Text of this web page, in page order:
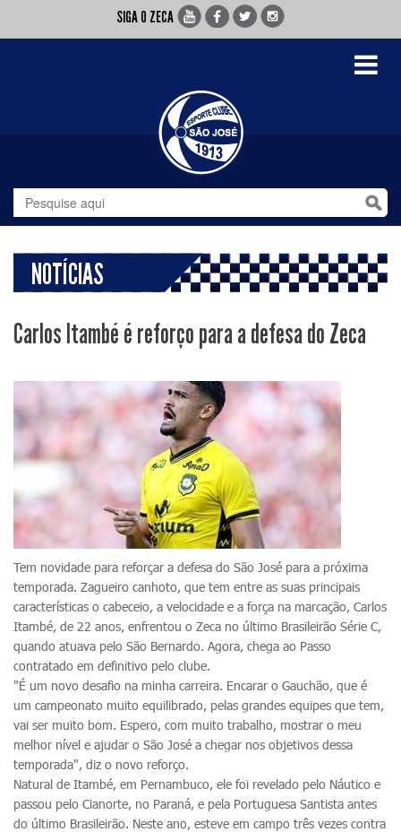
SIGA O ZECA
Toggle
NOTÍCIAS
Carlos Itambé é reforço para a defesa do Zeca
Tem novidade para reforçar a defesa do São José para a próxima
temporada. Zagueiro canhoto, que tem entre as suas principais
características o cabeceio, a velocidade e a força na marcação, Carlos
Itambé, de 22 anos, enfrentou o Zeca no último Brasileirão Série C,
quando atuava pelo São Bernardo. Agora, chega ao Passo
contratado em definitivo pelo clube.
"É um novo desafio na minha carreira. Encarar o Gauchão, que é
um campeonato muito equilibrado, pelas grandes equipes que tem,
vai ser muito bom. Espero, com muito trabalho, mostrar o meu
melhor nível e ajudar o São José a chegar nos objetivos dessa
temporada", diz o novo reforço.
Natural de Itambé, em Pernambuco, ele foi revelado pelo Náutico e
passou pelo Cianorte, no Paraná, e pela Portuguesa Santista antes
do último Brasileirão. Neste ano, esteve em campo três vezes contra